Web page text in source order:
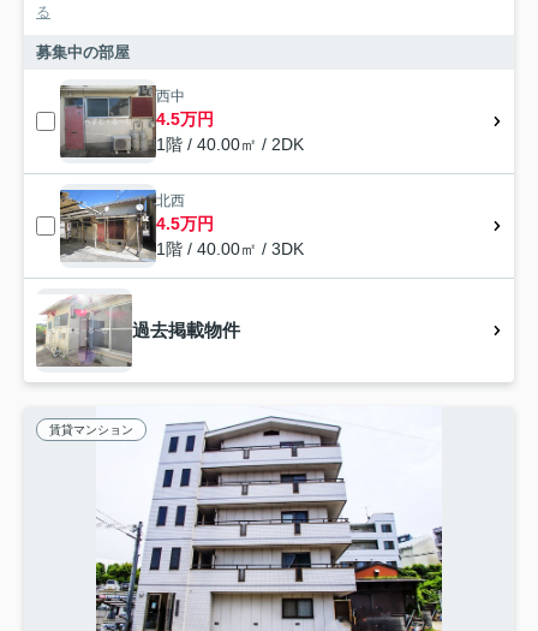
る
募集中の部屋
西中
4.5万円
1階 / 40.00㎡ / 2DK
北西
4.5万円
1階 / 40.00㎡ / 3DK
過去掲載物件
賃貸マンション